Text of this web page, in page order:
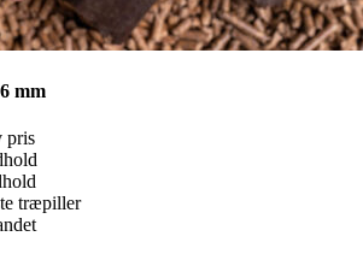
mm
pris
træpiller